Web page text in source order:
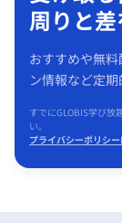
周りと
おすすめや無
ン情報など定期
すでにGLOBIS学び放
い。
プライバシーポリシ